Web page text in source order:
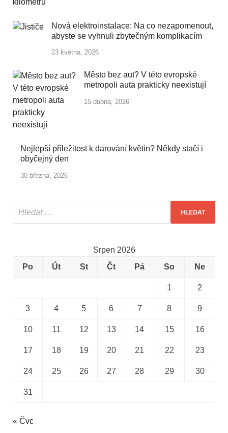
Nová elektroinstalace: Na co nezapomenout,
abyste se vyhnuli zbytečným komplikacím
23 května, 2026
Město bez aut? V této evropské
metropoli auta prakticky neexistují
15 dubna, 2026
Nejlepší příležitost k darování květin? Někdy stačí i
obyčejný den
30 března, 2026
Srpen 2026
Po
Út St Čt Pá So Ne
1 2
3 4 5 6 7 8 9
10 11 12 13 14 15 16
17 18 19 20 21 22 23
24 25 26 27 28 29 30
31
« Čvc